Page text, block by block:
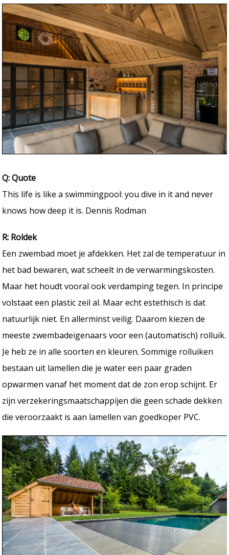
Q: Quote
This life is like a swimmingpool: you dive in it and never
knows how deep it is. Dennis Rodman
R: Roldek
Een zwembad moet je afdekken. Het zal de temperatuur in
het bad bewaren, wat scheelt in de verwarmingskosten.
Maar het houdt vooral ook verdamping tegen. In principe
volstaat een plastic zeil al. Maar echt estethisch is dat
natuurlijk niet. En allerminst veilig. Daarom kiezen de
meeste zwembadeigenaars voor een (automatisch) rolluik.
Je heb ze in alle soorten en kleuren. Sommige rolluiken
bestaan uit lamellen die je water een paar graden
opwarmen vanaf het moment dat de zon erop schijnt. Er
zijn verzekeringsmaatschappijen die geen schade dekken
die veroorzaakt is aan lamellen van goedkoper PVC.